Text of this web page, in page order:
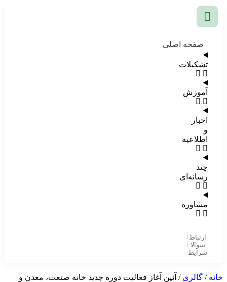
صفحه اصلی
تشکیلات
آموزش
اخبار
و
اطلاعیه
چند
رسانه‌ای
مشاوره
ارتباط
با ما
سوالا
ت
شرایط
خانه / گالری / آئین آغاز فعالیت دوره جدید خانه صنعت، معدن و